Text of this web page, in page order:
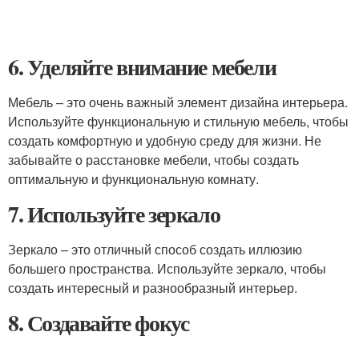
6. Уделяйте внимание мебели
Мебель – это очень важный элемент дизайна интерьера.
Используйте функциональную и стильную мебель, чтобы
создать комфортную и удобную среду для жизни. Не
забывайте о расстановке мебели, чтобы создать
оптимальную и функциональную комнату.
7. Используйте зеркало
Зеркало – это отличный способ создать иллюзию
большего пространства. Используйте зеркало, чтобы
создать интересный и разнообразный интерьер.
8. Создавайте фокус